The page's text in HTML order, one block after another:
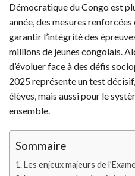
Démocratique du Congo est
année, des mesures
garantir l’intégrité des
millions de jeunes congolais.
d’évoluer face à des défis
2025 représente un test
élèves, mais aussi pour le
ensemble.
Sommaire
Les enjeux majeurs de